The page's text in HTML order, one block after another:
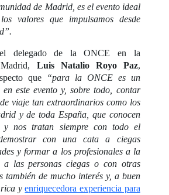
de Madrid, es el evento ideal
valores que impulsamos desde
delegado de la ONCE en la
Luis Natalio Royo Paz,
que
“para la ONCE es un
este evento y, sobre todo, contar
viaje tan extraordinarios como los
y de toda España, que conocen
y nos tratan siempre con todo el
con una cata a ciegas
y formar a los profesionales a la
a las personas ciegas o con otras
también de mucho interés y, a buen
rica yenriquecedora experiencia para